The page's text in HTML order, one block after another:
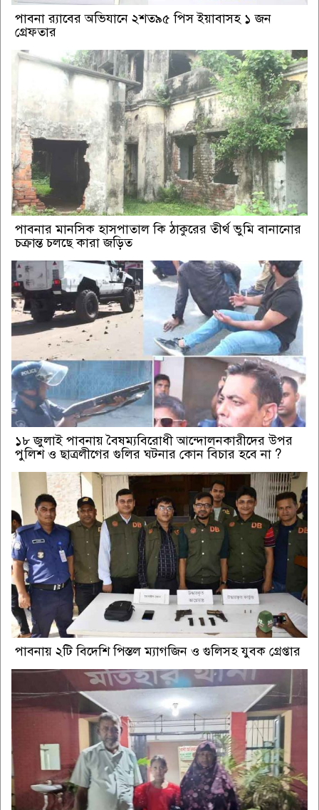
পাবনা র‌্যাবের অভিযানে ২শত৯৫ পিস ইয়াবাসহ ১ জন
গ্রেফতার
পাবনার মানসিক হাসপাতাল কি ঠাকুরের তীর্থ ভুমি বানানোর
চক্রান্ত চলছে কারা জড়িত
১৮ জুলাই পাবনায় বৈষম্যবিরোধী আন্দোলনকারীদের উপর
পুলিশ ও ছাত্রলীগের গুলির ঘটনার কোন বিচার হবে না ?
পাবনায় ২টি বিদেশি পিস্তল ম্যাগজিন ও গুলিসহ যুবক গ্রেপ্তার